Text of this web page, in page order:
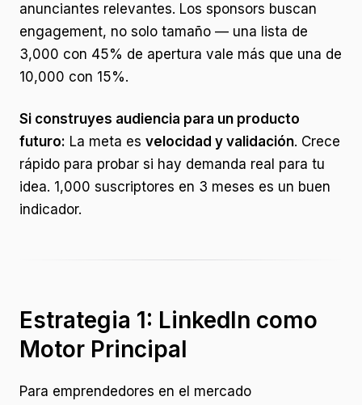
anunciantes relevantes. Los sponsors buscan
engagement, no solo tamaño — una lista de
3,000 con 45% de apertura vale más que una de
10,000 con 15%.
Si construyes audiencia para un producto
futuro: La meta es velocidad y validación. Crece
rápido para probar si hay demanda real para tu
idea. 1,000 suscriptores en 3 meses es un buen
indicador.
Estrategia 1: LinkedIn como
Motor Principal
Para emprendedores en el mercado